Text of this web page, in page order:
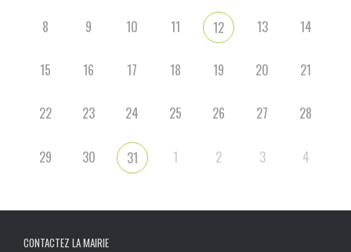
8 9 10 11 12 13 14
15 16 17 18 19 20 21
22 23 24 25 26 27 28
29 30 31 1 2 3 4
CONTACTEZ LA MAIRIE